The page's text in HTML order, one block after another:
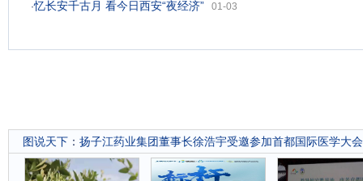
·忆长安千古月 看今日西安“夜经济” 01-03
图说天下 ： 扬子江药业集团董事长徐浩宇受邀参加首都国际医学大